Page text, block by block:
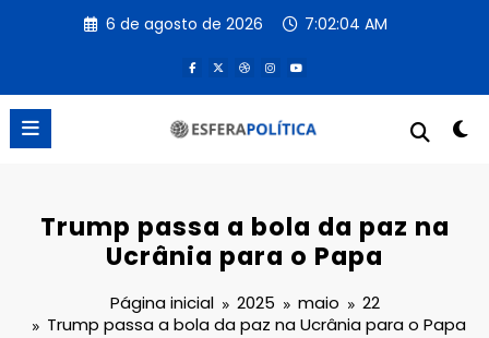
6 de agosto de 2026 7:02:04 AM
Trump passa a bola da paz na
Ucrânia para o Papa
Página inicial 2025 maio
22
Trump passa a bola da paz na Ucrânia para o Papa